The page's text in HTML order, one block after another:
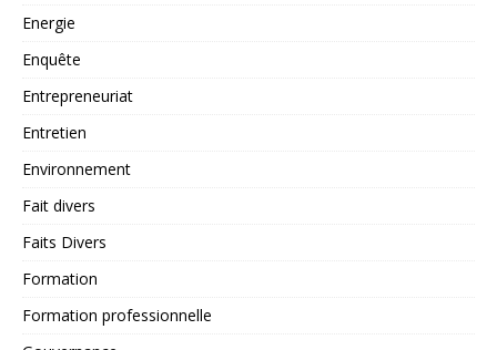
Energie
Enquête
Entrepreneuriat
Entretien
Environnement
Fait divers
Faits Divers
Formation
Formation professionnelle